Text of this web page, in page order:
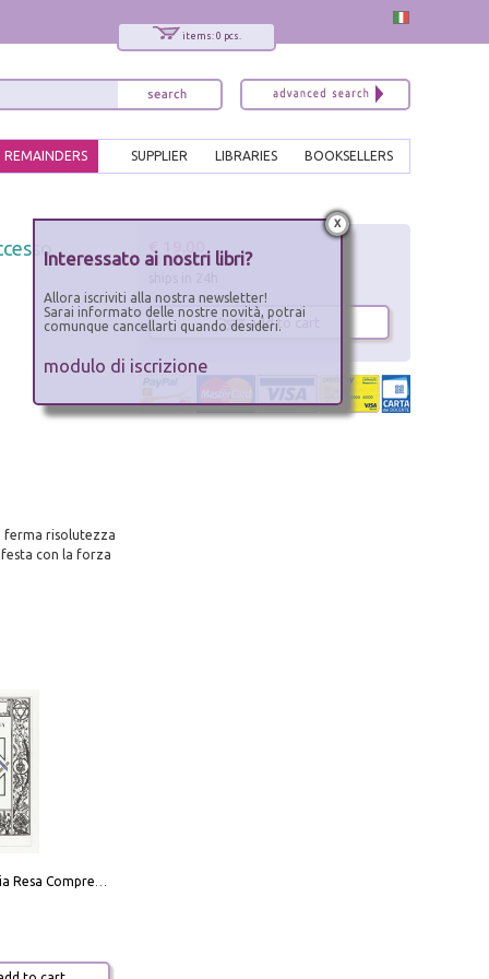
items: 0 pcs.
BOOKSELLERS
LIBRARIES
SUPPLIER
REMAINDERS
ferma risolutezza
con la forza
La Massoneria Resa Comprensibile ai Suoi Adepti. Vol. 3: il Maestro.
€ 19.00
add to cart
x
Interessato ai nostri libri?
Allora iscriviti alla nostra newsletter!
Sarai informato delle nostre novità, potrai
comunque cancellarti quando desideri.
modulo di iscrizione